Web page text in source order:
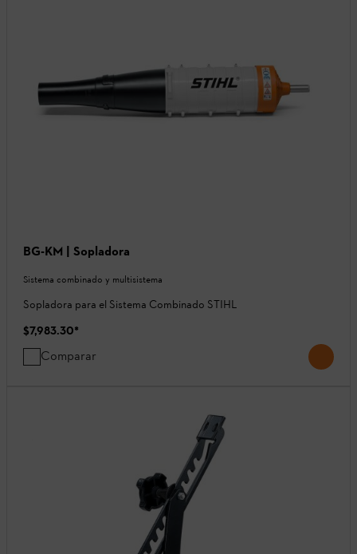
BG-KM | Sopladora
Sistema combinado y multisistema
Sopladora para el Sistema Combinado STIHL
$7,983.30*
Comparar